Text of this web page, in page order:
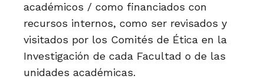
académicos / como financiados con
recursos internos, como ser revisados y
visitados por los Comités de Ética en la
Investigación de cada Facultad o de las
unidades académicas.